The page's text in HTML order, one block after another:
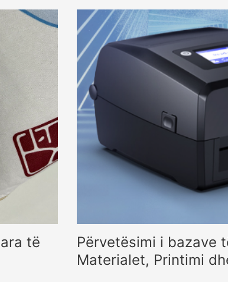
të
Përvetësimi i bazave
Materialet, Printimi